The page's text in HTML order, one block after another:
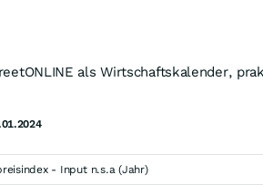
als Wirtschaftskalender,
- Input n.s.a (Jahr)